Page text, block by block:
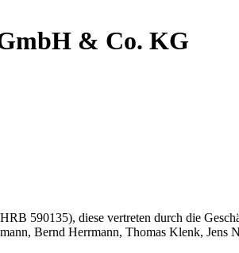
& Co. KG
590135), diese vertreten durch die
Bernd Herrmann, Thomas Klenk, Jens